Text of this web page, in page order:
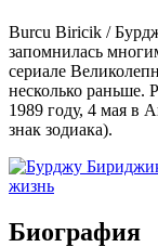
Burcu Biricik /
запомнилась
сериале
несколько раньше.
1989 году, 4 мая в
знак зодиака).
Биография